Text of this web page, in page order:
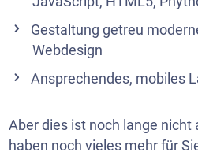
Gestaltung getreu
Webdesign
Ansprechendes, mobiles
Aber dies ist noch lange nicht
haben noch vieles mehr für